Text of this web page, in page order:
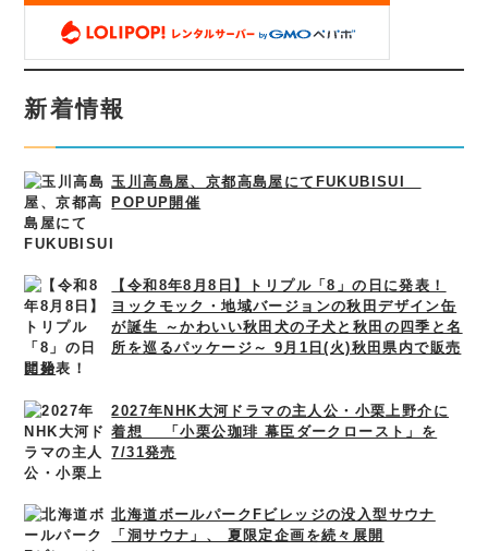
新着情報
玉川高島屋、京都高島屋にてFUKUBISUI
POPUP開催
【令和8年8月8日】トリプル「8」の日に発表！
ヨックモック・地域バージョンの秋田デザイン缶
が誕生 ～かわいい秋田犬の子犬と秋田の四季と名
所を巡るパッケージ～ 9月1日(火)秋田県内で販売
開始
2027年NHK大河ドラマの主人公・小栗上野介に
着想 「小栗公珈琲 幕臣ダークロースト」を
7/31発売
北海道ボールパークFビレッジの没入型サウナ
「洞サウナ」、 夏限定企画を続々展開